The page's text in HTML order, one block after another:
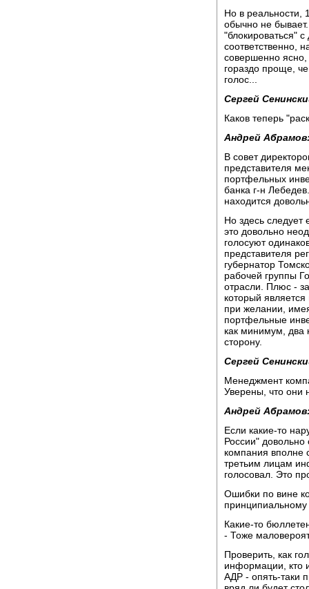
Но в реальности,
обычно не
"блокироваться"
соответственно,
совершенно ясно,
гораздо проще,
голос...
Сергей
Каков теперь
Андрей
В совет
представителя
портфельных
банка г-н
находится
Но здесь следует
это довольно
голосуют
представителя
губернатор
рабочей группы
отрасли. Плюс -
который
при желании,
портфельные
как минимум, два
сторону.
Сергей
Менеджмент
Уверены, что они
Андрей
Если какие-то
России"
компания вполне
третьим лицам
голосовал. Это
Ошибки по вине
принципиальному
Какие-то
- Тоже
Проверить, как
информации, кто
АДР - опять-таки